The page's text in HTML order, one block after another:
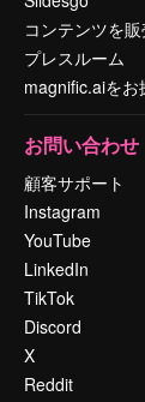
コンテンツを
プレスルーム
magnific.aiをお
お問い合わせ
顧客サポート
Instagram
YouTube
LinkedIn
TikTok
Discord
X
Reddit